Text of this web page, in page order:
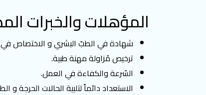
المؤهلات والخبرات
شهادة في الطبّ البشري و الاختصاص في
ترخيص مُزاولة مهنة طبية.
السُرعة والكفاءة في العمل.
الاستعداد دائماً لتلبية الحالات الحرجة و